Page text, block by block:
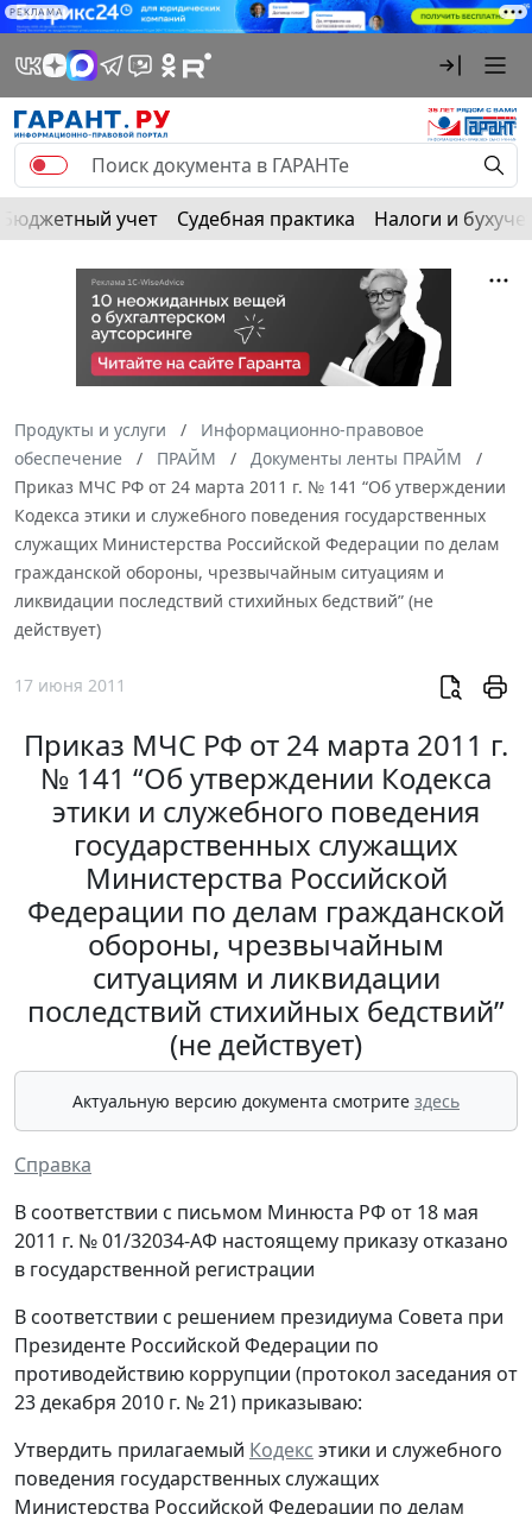
РЕКЛАМА
Бюджетный учет Судебная практика Налоги и
Продукты и услуги
Информационно-правовое
обеспечение
ПРАЙМ
Документы ленты ПРАЙМ
Приказ МЧС РФ от 24 марта 2011 г. № 141 “Об утверждении
Кодекса этики и служебного поведения государственных
служащих Министерства Российской Федерации по делам
гражданской обороны, чрезвычайным ситуациям и
ликвидации последствий стихийных бедствий” (не
действует)
17 июня 2011
Приказ МЧС РФ от 24 марта 2011 г.
№ 141 “Об утверждении Кодекса
этики и служебного поведения
государственных служащих
Министерства Российской
Федерации по делам гражданской
обороны, чрезвычайным
ситуациям и ликвидации
последствий стихийных бедствий”
(не действует)
Актуальную версию документа смотрите здесь
Справка
В соответствии с письмом Минюста РФ от 18 мая
2011 г. № 01/32034-АФ настоящему приказу отказано
в государственной регистрации
В соответствии с решением президиума Совета при
Президенте Российской Федерации по
противодействию коррупции (протокол заседания от
23 декабря 2010 г. № 21) приказываю:
Утвердить прилагаемый Кодекс этики и служебного
поведения государственных служащих
Министерства Российской Федерации по делам